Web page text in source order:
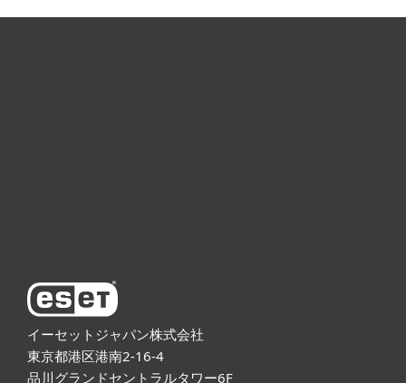
イーセットジャパン株式会社
東京都港区港南2-16-4
品川グランドセントラルタワー6F